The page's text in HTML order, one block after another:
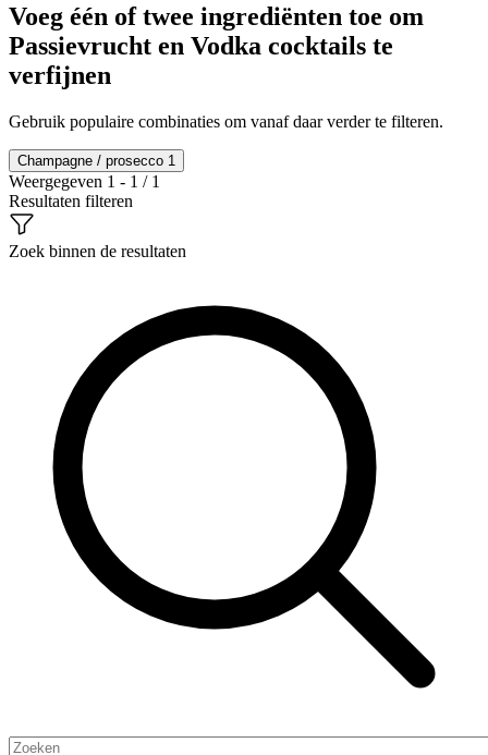
Voeg één of twee ingrediënten toe om
Passievrucht en Vodka cocktails te
verfijnen
Gebruik populaire combinaties om vanaf daar verder te filteren.
Champagne / prosecco 1
Weergegeven 1 - 1 / 1
Resultaten filteren
Zoek binnen de resultaten